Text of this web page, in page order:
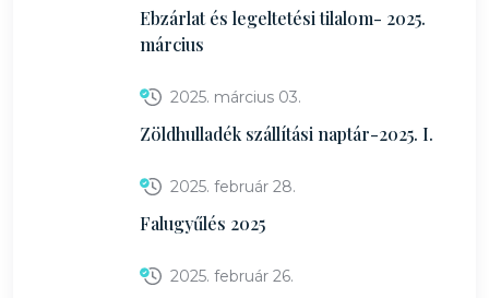
Ebzárlat és legeltetési tilalom- 2025.
március
2025. március 03.
Zöldhulladék szállítási naptár-2025. I.
2025. február 28.
Falugyűlés 2025
2025. február 26.